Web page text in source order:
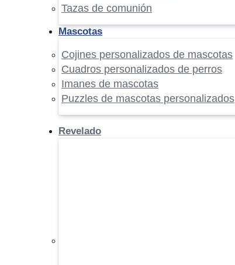
Tazas de comunión
Mascotas
Cojines personalizados de mascotas
Cuadros personalizados de perros
Imanes de mascotas
Puzzles de mascotas personalizados
Revelado